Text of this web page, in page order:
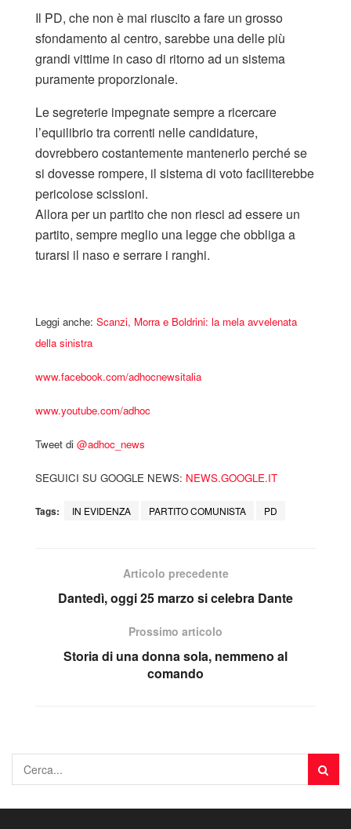
Il PD, che non è mai riuscito a fare un grosso
sfondamento al centro, sarebbe una delle più
grandi vittime in caso di ritorno ad un sistema
puramente proporzionale.
Le segreterie impegnate sempre a ricercare
l’equilibrio tra correnti nelle candidature,
dovrebbero costantemente mantenerlo perché se
si dovesse rompere, il sistema di voto faciliterebbe
pericolose scissioni.
Allora per un partito che non riesci ad essere un
partito, sempre meglio una legge che obbliga a
turarsi il naso e serrare i ranghi.
Leggi anche: Scanzi, Morra e Boldrini: la mela avvelenata
della sinistra
www.facebook.com/adhocnewsitalia
www.youtube.com/adhoc
Tweet di ‎@adhoc_news
SEGUICI SU GOOGLE NEWS: NEWS.GOOGLE.IT
Tags: IN EVIDENZA PARTITO COMUNISTA PD
Articolo precedente
Dantedì, oggi 25 marzo si celebra Dante
Prossimo articolo
Storia di una donna sola, nemmeno al
comando